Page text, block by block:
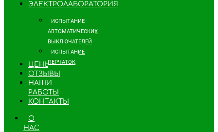
ЭЛЕКТРОЛАБОРАТОРИЯ
ИСПЫТАНИЕ
АВТОМАТИЧЕСКИХ
ВЫКЛЮЧАТЕЛЕЙ
ИСПЫТАНИЕ
ПЕРЧАТОК
ЦЕНЫ
ОТЗЫВЫ
НАШИ
РАБОТЫ
КОНТАКТЫ
О
НАС